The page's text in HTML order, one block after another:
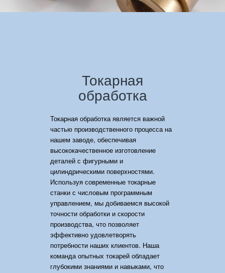
Токарная
обработка
Токарная обработка является важной
частью производственного процесса на
нашем заводе, обеспечивая
высококачественное изготовление
деталей с фигурными и
цилиндрическими поверхностями.
Используя современные токарные
станки с числовым программным
управлением, мы добиваемся высокой
точности обработки и скорости
производства, что позволяет
эффективно удовлетворять
потребности наших клиентов. Наша
команда опытных токарей обладает
глубокими знаниями и навыками, что